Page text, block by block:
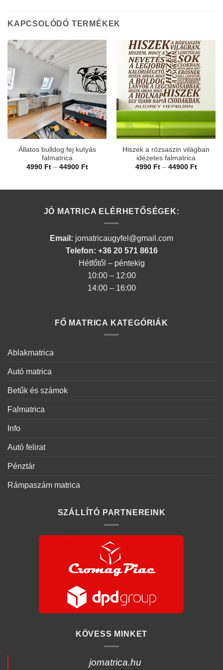
KAPCSOLÓDÓ TERMÉKEK
Állatos bulldog fej kutyás
falmatrica
4990 Ft – 44900 FtÁrtartomány:
Hiszek a rózsaszin világban
idézetes falmatrica
4990 Ft – 44900 Ft
JÓ MATRICA ELÉRHETŐSÉGEK:
Email: jomatricaugyfel@gmail.com
Telefon: +36 20 571 8616
Hétfőtől – péntekig
10:00 – 12:00
14:00 – 16:00
FŐ MATRICA KATEGÓRIÁK
Ablakmatrica
Autó matrica
Betűk és számok
Falmatrica
Info
Autó felirat
Pénztár
Rámpaszám matrica
SZÁLLÍTÓ PARTNEREINK
KÖVESS MINKET
jomatrica.hu